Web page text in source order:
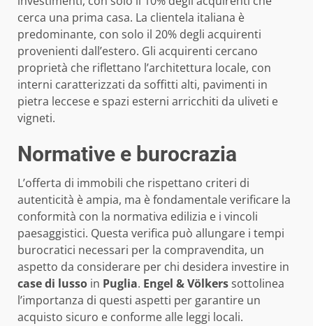
cerca una prima casa. La clientela italiana è
predominante, con solo il 20% degli acquirenti
provenienti dall’estero. Gli acquirenti cercano
proprietà che riflettano l’architettura locale, con
interni caratterizzati da soffitti alti, pavimenti in
pietra leccese e spazi esterni arricchiti da uliveti e
vigneti.
Normative e burocrazia
L’offerta di immobili che rispettano criteri di
autenticità è ampia, ma è fondamentale verificare la
conformità con la normativa edilizia e i vincoli
paesaggistici. Questa verifica può allungare i tempi
burocratici necessari per la compravendita, un
aspetto da considerare per chi desidera investire in
case di lusso in Puglia. Engel & Völkerssottolinea
l’importanza di questi aspetti per garantire un
acquisto sicuro e conforme alle leggi locali.